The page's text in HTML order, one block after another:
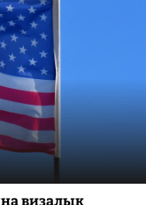
визалык